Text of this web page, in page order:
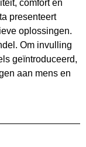
comfort en
presenteert
oplossingen.
Om invulling
geïntroduceerd,
aan mens en